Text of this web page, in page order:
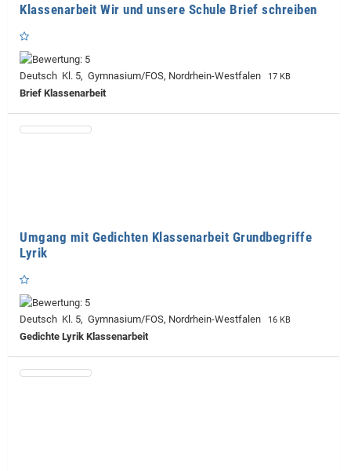
Klassenarbeit Wir und unsere Schule Brief schreiben
Deutsch Kl. 5, Gymnasium/FOS, Nordrhein-Westfalen 17 KB
Brief Klassenarbeit
Umgang mit Gedichten Klassenarbeit Grundbegriffe
Lyrik
Deutsch Kl. 5, Gymnasium/FOS, Nordrhein-Westfalen 16 KB
Gedichte Lyrik Klassenarbeit